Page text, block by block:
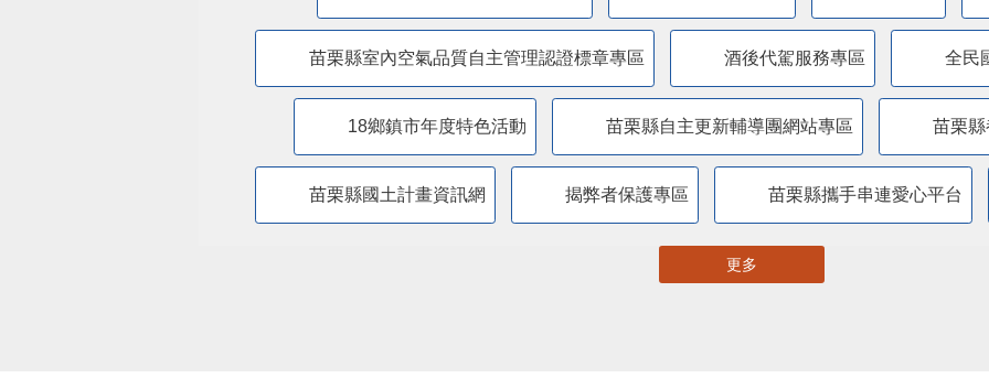
苗栗縣室內空氣品質自主管理認證標章專區 酒後代駕服務專區 全民
18鄉鎮市年度特色活動 苗栗縣自主更新輔導團網站專區 苗栗
苗栗縣國土計畫資訊網 揭弊者保護專區 苗栗縣攜手串連愛心平台
更多